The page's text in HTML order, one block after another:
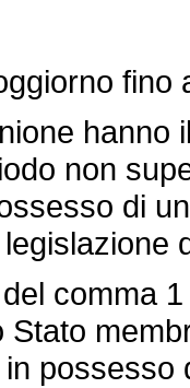
fino
hanno
non
di
comma 1
Stato